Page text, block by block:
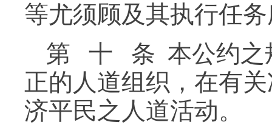
等尤须顾及其执行任
第 十 条 本公约之
正的人道组织，在有
济平民之人道活动。